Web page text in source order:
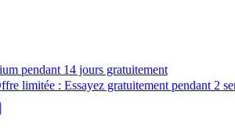
pendant 14 jours gratuitement
limitée : Essayez gratuitement pendant 2